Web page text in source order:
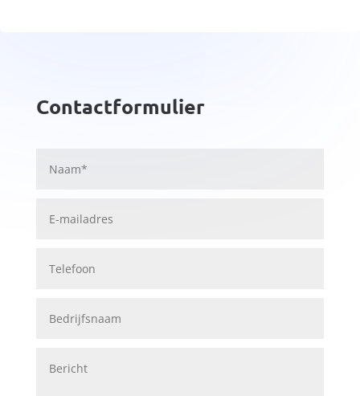
Contactformulier